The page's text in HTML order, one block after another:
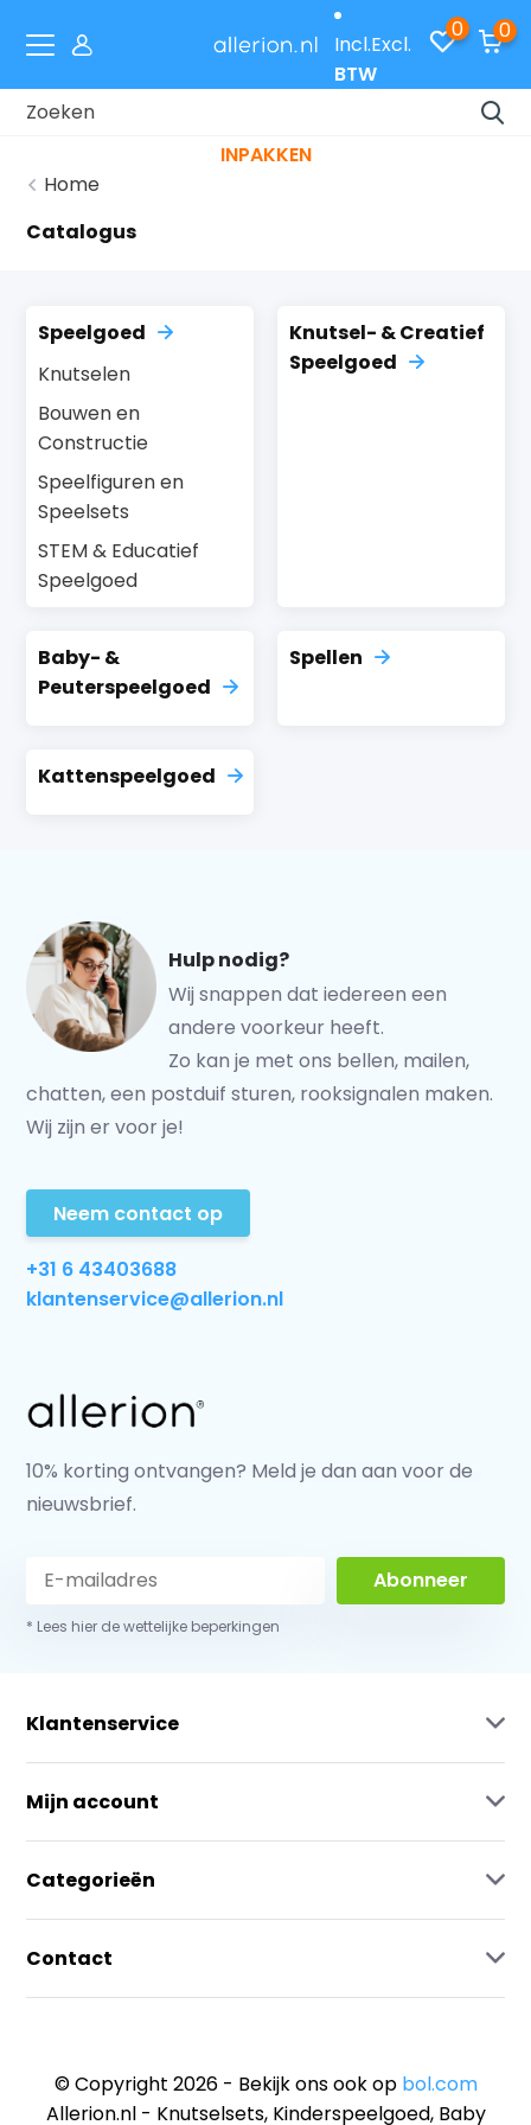
Incl.Excl.
BTW
0 0
Laat je cadeaus gratis inpakken met code
INPAKKEN
Home
Catalogus
Speelgoed
Knutselen
Bouwen en
Constructie
Speelfiguren en
Speelsets
STEM & Educatief
Speelgoed
Knutsel- & Creatief
Speelgoed
Baby- &
Peuterspeelgoed
Spellen
Kattenspeelgoed
Hulp nodig?
Wij snappen dat iedereen een
andere voorkeur heeft.
Zo kan je met ons bellen, mailen,
chatten, een postduif sturen, rooksignalen maken.
Wij zijn er voor je!
Neem contact op
+31 6 43403688
klantenservice@allerion.nl
10% korting ontvangen? Meld je dan aan voor de
nieuwsbrief.
Abonneer
* Lees hier de wettelijke beperkingen
Klantenservice
Mijn account
Categorieën
Contact
© Copyright 2026 - Bekijk ons ook op bol.com
Allerion.nl - Knutselsets, Kinderspeelgoed, Baby